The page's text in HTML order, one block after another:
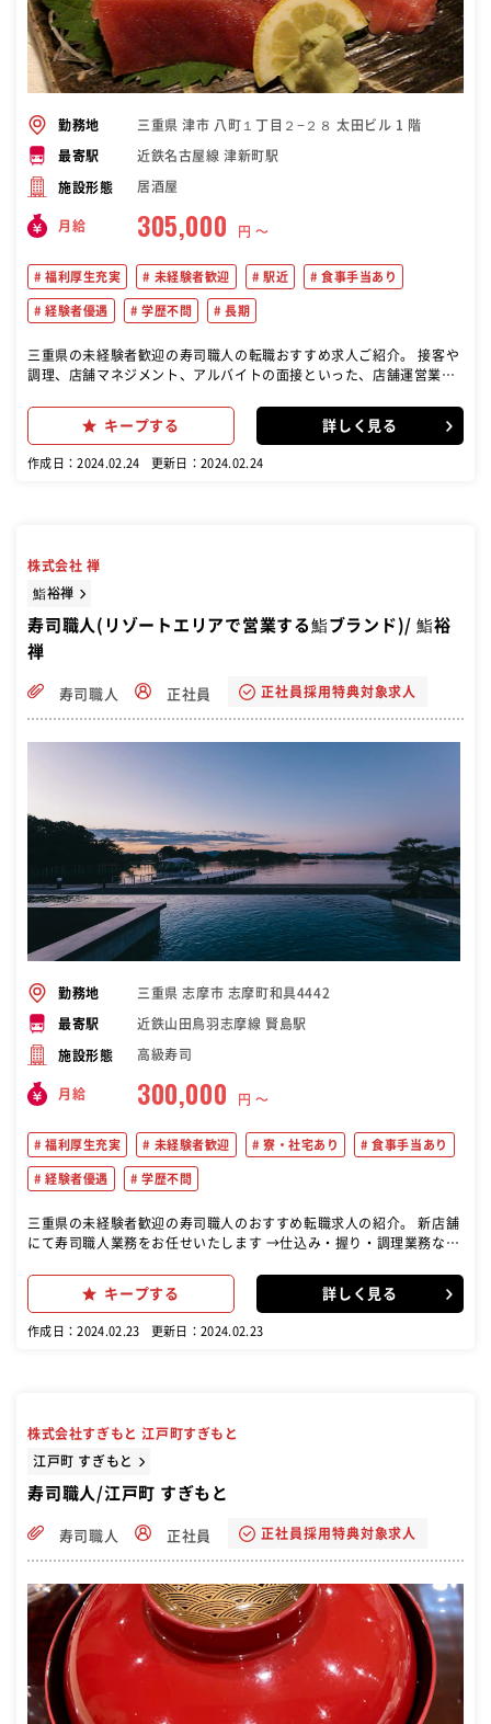
勤務地 三重県 津市 八町１丁目２−２８ 太田ビル 1 階
最寄駅 近鉄名古屋線 津新町駅
施設形態 居酒屋
月給 305,000 円 〜
福利厚生充実 未経験者歓迎 駅近 食事手当あり
経験者優遇 学歴不問 長期
三重県の未経験者歓迎の寿司職人の転職おすすめ求人ご紹介。 接客や
調理、店舗マネジメント、アルバイトの面接といった、店舗運営業務
お客様への接客やサービス提供が主な仕事の一つです。(笑顔での接客
やお客様の注文を取る)
キープする 詳しく見る
作成日：2024.02.24 更新日：2024.02.24
株式会社 禅
鮨裕禅
寿司職人(リゾートエリアで営業する鮨ブランド)/ 鮨裕
禅
寿司職人 正社員 正社員採用特典対象求人
勤務地 三重県 志摩市 志摩町和具4442
最寄駅 近鉄山田鳥羽志摩線 賢島駅
施設形態 高級寿司
月給 300,000 円 〜
福利厚生充実 未経験者歓迎 寮・社宅あり 食事手当あり
経験者優遇 学歴不問
三重県の未経験者歓迎の寿司職人のおすすめ転職求人の紹介。 新店舗
にて寿司職人業務をお任せいたします →仕込み・握り・調理業務など
業時間 11:00~21:00(鮨店)
キープする 詳しく見る
作成日：2024.02.23 更新日：2024.02.23
株式会社すぎもと 江戸町すぎもと
江戸町 すぎもと
寿司職人/江戸町 すぎもと
寿司職人 正社員 正社員採用特典対象求人